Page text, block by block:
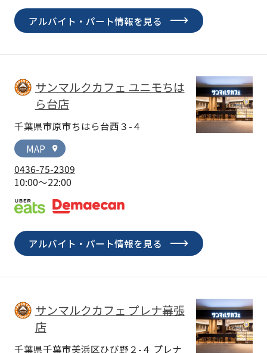
アルバイト・パート情報を見る
サンマルクカフェ ユニモちは
ら台店
千葉県市原市ちはら台西３-４
MAP
location_on
0436-75-2309
10:00～22:00
アルバイト・パート情報を見る
サンマルクカフェ プレナ幕張
店
千葉県千葉市美浜区ひび野２-４ プレナ